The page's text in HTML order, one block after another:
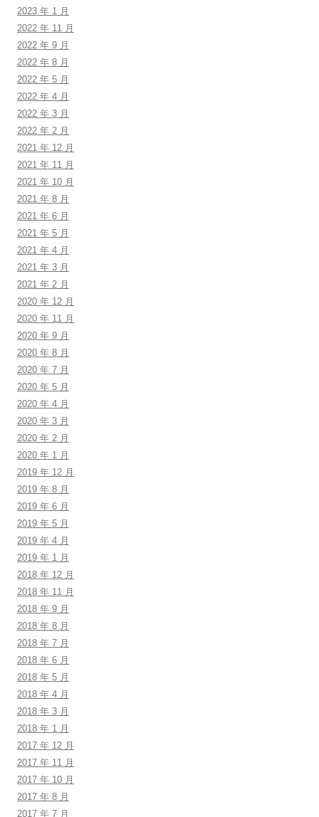
2023 年 1 月
2022 年 11 月
2022 年 9 月
2022 年 8 月
2022 年 5 月
2022 年 4 月
2022 年 3 月
2022 年 2 月
2021 年 12 月
2021 年 11 月
2021 年 10 月
2021 年 8 月
2021 年 6 月
2021 年 5 月
2021 年 4 月
2021 年 3 月
2021 年 2 月
2020 年 12 月
2020 年 11 月
2020 年 9 月
2020 年 8 月
2020 年 7 月
2020 年 5 月
2020 年 4 月
2020 年 3 月
2020 年 2 月
2020 年 1 月
2019 年 12 月
2019 年 8 月
2019 年 6 月
2019 年 5 月
2019 年 4 月
2019 年 1 月
2018 年 12 月
2018 年 11 月
2018 年 9 月
2018 年 8 月
2018 年 7 月
2018 年 6 月
2018 年 5 月
2018 年 4 月
2018 年 3 月
2018 年 1 月
2017 年 12 月
2017 年 11 月
2017 年 10 月
2017 年 8 月
2017 年 7 月